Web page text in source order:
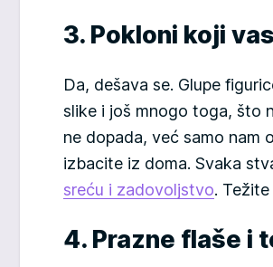
3. Pokloni koji
Da, dešava se. Glupe
slike i još mnogo toga, što
ne dopada, već samo nam
izbacite iz doma. Svaka
sreću i zadovoljstvo.
4. Prazne flaše i